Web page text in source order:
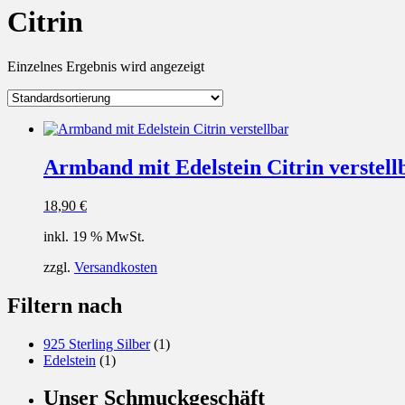
Citrin
Einzelnes Ergebnis wird angezeigt
Armband mit Edelstein Citrin
18,90 €
inkl. 19 % MwSt.
zzgl. Versandkosten
Filtern nach
925 Sterling Silber (1)
Edelstein (1)
Unser Schmuckgeschäft